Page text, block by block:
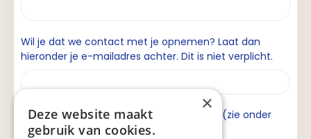
Wil je dat we contact met je opnemen? Laat dan
hieronder je e-mailadres achter. Dit is niet verplicht.
Ik ga akkoord met de privacyverklaring (zie onder
aan de pagina).
×
Deze website maakt
gebruik van cookies.